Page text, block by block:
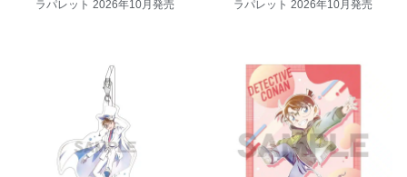
ラパレット 2026年10月発売 ラパレット 2026年10月発売
名探偵コナン ゆらゆらアクリル
スタンド 怪盗キッド ジャンプ ク
ラパレット 2026年10月発売
名探偵コナン シングルクリアフ
ァイル 江戸川コナン ジャンプ ク
ラパレット 2026年10月発売